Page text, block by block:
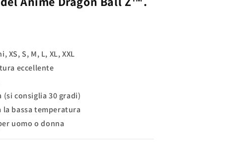
XS, S, M, L, XL, XXL
eccellente
(si consiglia 30 gradi)
la bassa temperatura
uomo o donna